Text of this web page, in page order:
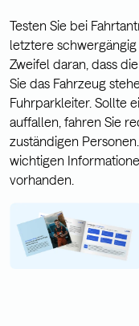
Testen Sie bei
letztere
Zweifel daran, dass
Sie das Fahrzeug
Fuhrparkleiter. Sollte
auffallen, fahren Sie
zuständigen
wichtigen
vorhanden.